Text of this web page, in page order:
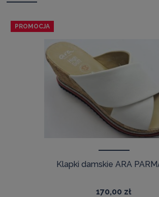
Klapki damskie ARA
170,00 zł
PROMOCJA